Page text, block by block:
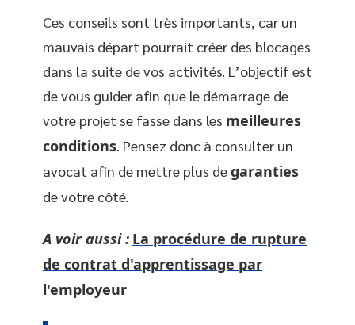
Ces conseils sont très importants, car un
mauvais départ pourrait créer des blocages
dans la suite de vos activités. L’objectif est
de vous guider afin que le démarrage de
votre projet se fasse dans les meilleures
conditions . Pensez donc à consulter un
avocat afin de mettre plus degaranties
de votre côté.
A voir aussi : La procédure de rupture
de contrat d'apprentissage par
l'employeur